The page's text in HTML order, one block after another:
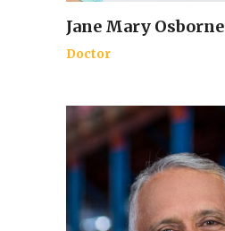
Jane Mary Osborne
Doctor